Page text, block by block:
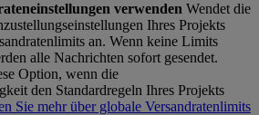
verwenden Wendet die
Ihres Projekts
an. Wenn keine Limits
alle Nachrichten sofort gesendet.
Option, wenn die
den Standardregeln Ihres Projekts
Sie mehr über globale Versandratenlimits